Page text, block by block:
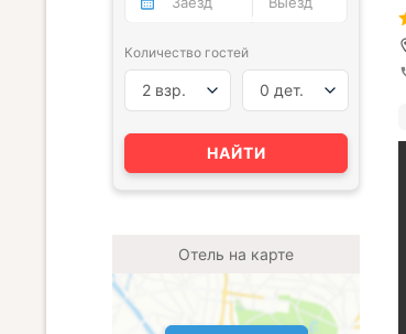
Количество гостей
2 взр. 0 дет.
НАЙТИ
Отель на карте